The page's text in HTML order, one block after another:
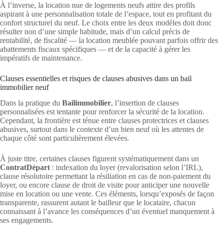
À l’inverse, la location nue de logements neufs attire des profils
aspirant à une personnalisation totale de l’espace, tout en profitant du
confort structurel du neuf. Le choix entre les deux modèles doit donc
résulter non d’une simple habitude, mais d’un calcul précis de
rentabilité, de fiscalité — la location meublée pouvant parfois offrir des
abattements fiscaux spécifiques — et de la capacité à gérer les
impératifs de maintenance.
Clauses essentielles et risques de clauses abusives dans un bail
immobilier neuf
Dans la pratique du Bailimmobilier, l’insertion de clauses
personnalisées est tentante pour renforcer la sécurité de la location.
Cependant, la frontière est ténue entre clauses protectrices et clauses
abusives, surtout dans le contexte d’un bien neuf où les attentes de
chaque côté sont particulièrement élevées.
À juste titre, certaines clauses figurent systématiquement dans un
ContratDépart: indexation du loyer (revalorisation selon l’IRL),
clause résolutoire permettant la résiliation en cas de non-paiement du
loyer, ou encore clause de droit de visite pour anticiper une nouvelle
mise en location ou une vente. Ces éléments, lorsqu’exposés de façon
transparente, rassurent autant le bailleur que le locataire, chacun
connaissant à l’avance les conséquences d’un éventuel manquement à
ses engagements.